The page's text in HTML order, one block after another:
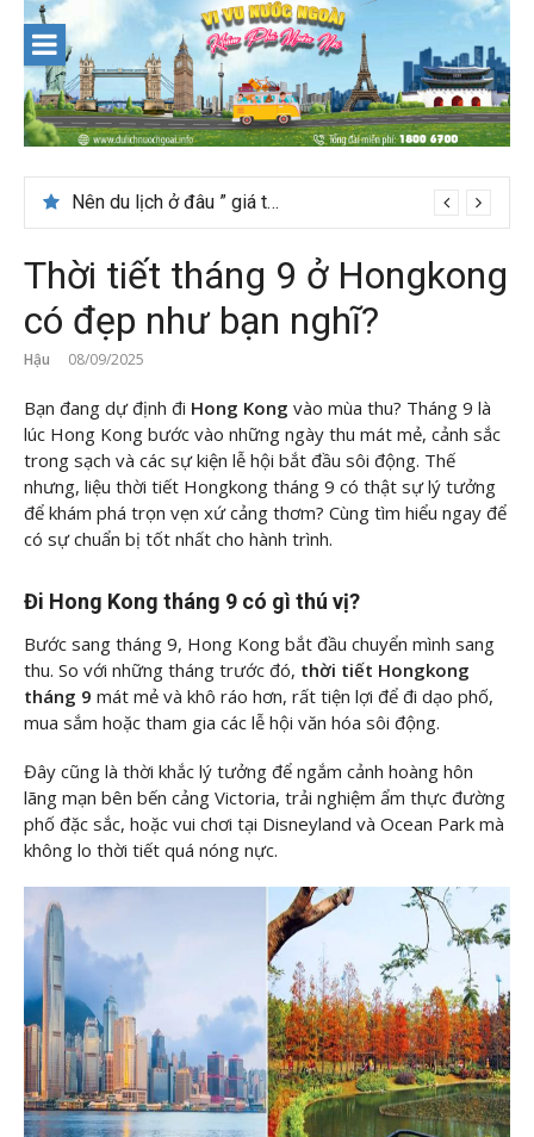
content
Nên du lịch ở đâu ” giá tốt” dịp lễ quốc khánh 2/9
Thời tiết tháng 9 ở Hongkong
có đẹp như bạn nghĩ?
Hậu 08/09/2025
Bạn đang dự định đi Hong Kong vào mùa thu? Tháng 9 là
lúc Hong Kong bước vào những ngày thu mát mẻ, cảnh sắc
trong sạch và các sự kiện lễ hội bắt đầu sôi động. Thế
nhưng, liệu thời tiết Hongkong tháng 9 có thật sự lý tưởng
để khám phá trọn vẹn xứ cảng thơm? Cùng tìm hiểu ngay để
có sự chuẩn bị tốt nhất cho hành trình.
Đi Hong Kong tháng 9 có gì thú vị?
Bước sang tháng 9, Hong Kong bắt đầu chuyển mình sang
thu. So với những tháng trước đó, thời tiết Hongkong
tháng 9 mát mẻ và khô ráo hơn, rất tiện lợi để đi dạo phố,
mua sắm hoặc tham gia các lễ hội văn hóa sôi động.
Đây cũng là thời khắc lý tưởng để ngắm cảnh hoàng hôn
lãng mạn bên bến cảng Victoria, trải nghiệm ẩm thực đường
phố đặc sắc, hoặc vui chơi tại Disneyland và Ocean Park mà
không lo thời tiết quá nóng nực.